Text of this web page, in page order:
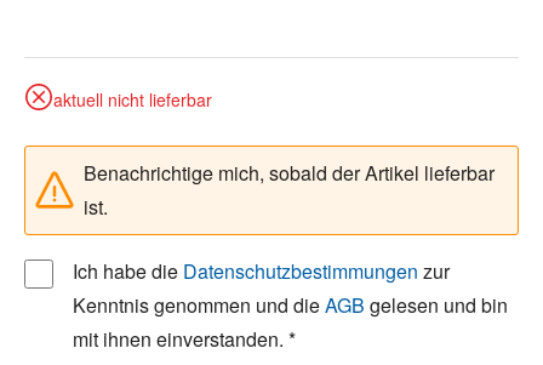
aktuell nicht lieferbar
Benachrichtige mich, sobald der Artikel lieferbar
ist.
Ich habe die Datenschutzbestimmungen zur
Kenntnis genommen und dieAGB gelesen und bin
mit ihnen einverstanden. *